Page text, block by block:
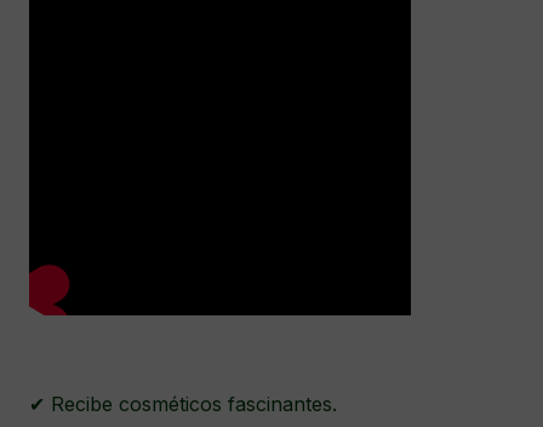
✔ Recibe cosméticos fascinantes.